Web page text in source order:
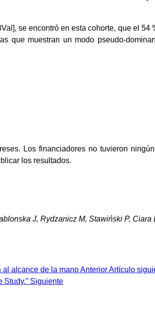
se encontró en esta cohorte, que el
que muestran un modo pseudo-
Los financiadores no tuvieron
los resultados.
J, Rydzanicz M, Stawiński P,
al alcance de la manoAnteriorArtículo
Study.” Siguiente